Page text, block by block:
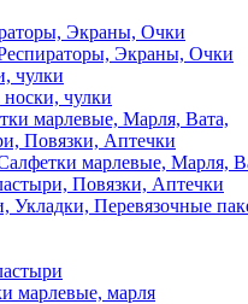
Экраны, Очки
Экраны, Очки
чулки
чулки
марлевые, Марля, Вата,
Повязки, Аптечки
марлевые, Марля,
Повязки, Аптечки
Укладки, Перевязочные
марлевые, марля